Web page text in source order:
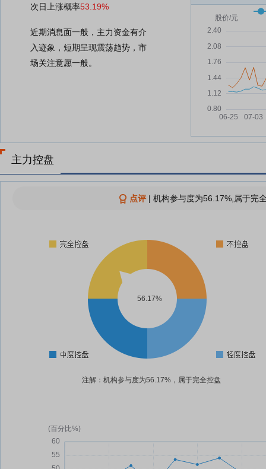
次日上涨概率53.19%
近期消息面一般，主力资金有介
入迹象，短期呈现震荡趋势，市
场关注意愿一般。
主力控盘
点评| 机构参与度为56.17%,属于完
56.17%
注解：机构参与度为56.17%，属于完全控盘